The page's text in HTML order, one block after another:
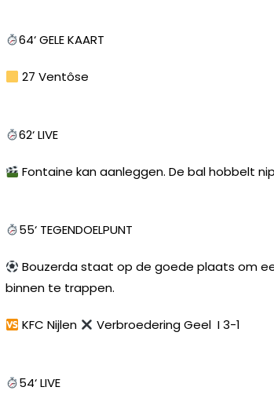
64‘ GELE KAART
27 Ventôse
62‘ LIVE
Fontaine kan aanleggen. De bal hobbelt
55‘ TEGENDOELPUNT
Bouzerda staat op de goede plaats om
binnen te trappen.
KFC Nijlen Verbroedering Geel I 3-1
54‘ LIVE